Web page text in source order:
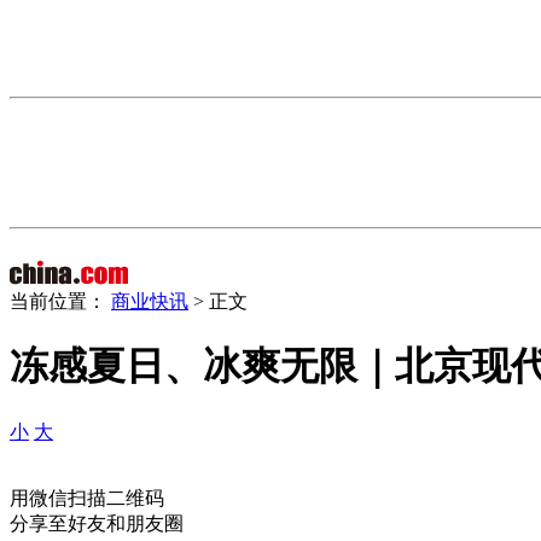
当前位置： 商业快讯 > 正文
冻感夏日、冰爽无限｜北京现
小 大
用微信扫描二维码
分享至好友和朋友圈